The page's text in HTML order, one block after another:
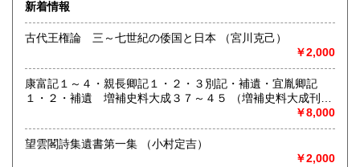
熊本県 210円 大分県 210円
210円
沖縄県 210円
沿線名：西武池袋線
最寄駅：石神井公園駅すぐ
定休日：水曜日
書籍の買取について
-
新着情報
古代王権論 三～七世紀の倭国と日本 （宮川克己）
￥2,000
康富記１～４・親長卿記１・２・３別記・補遺・宜胤卿記
１・２・補遺 増補史料大成３７～４５ （増補史料大成刊行
￥8,000
望雲閣詩集遺書第一集 （小村定吉）
￥2,000